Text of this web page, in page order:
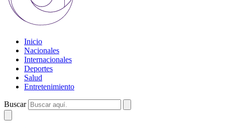
Inicio
Nacionales
Internacionales
Deportes
Salud
Entretenimiento
Buscar